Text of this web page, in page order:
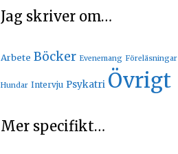
Jag skriver om…
Arbete Böcker Evenemang Föreläsningar
Hundar Intervju Psykatri Övrigt
Mer specifikt…